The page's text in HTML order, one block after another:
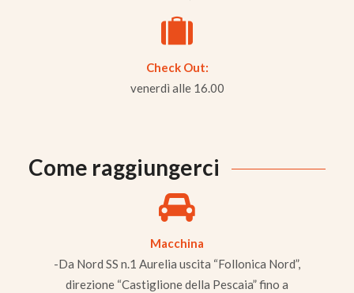
Check Out:
venerdì alle 16.00
Come raggiungerci
Macchina
-Da Nord SS n.1 Aurelia uscita “Follonica Nord”,
direzione “Castiglione della Pescaia” fino a